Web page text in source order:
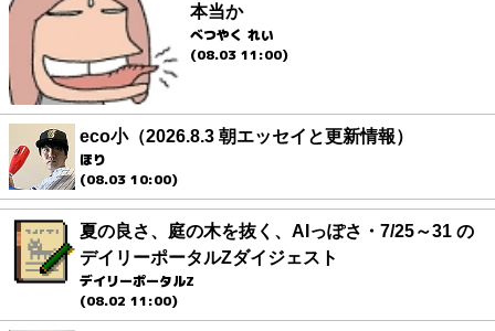
本当か
べつやく れい
(08.03 11:00)
eco小（2026.8.3 朝エッセイと更新情報）
ほり
(08.03 10:00)
夏の良さ、庭の木を抜く、AIっぽさ・7/25～31 の
デイリーポータルZダイジェスト
デイリーポータルZ
(08.02 11:00)